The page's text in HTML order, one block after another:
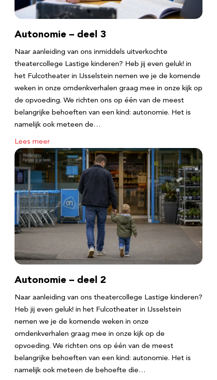
Autonomie – deel 3
Naar aanleiding van ons inmiddels uitverkochte
theatercollege Lastige kinderen? Heb jij even geluk! in
het Fulcotheater in IJsselstein nemen we je de komende
weken in onze omdenkverhalen graag mee in onze kijk op
de opvoeding. We richten ons op één van de meest
belangrijke behoeften van een kind: autonomie. Het is
namelijk ook meteen de…
Lees meer
Autonomie – deel 2
Naar aanleiding van ons theatercollege Lastige kinderen?
Heb jij even geluk! in het Fulcotheater in IJsselstein
nemen we je de komende weken in onze
omdenkverhalen graag mee in onze kijk op de
opvoeding. We richten ons op één van de meest
belangrijke behoeften van een kind: autonomie. Het is
namelijk ook meteen de behoefte die…